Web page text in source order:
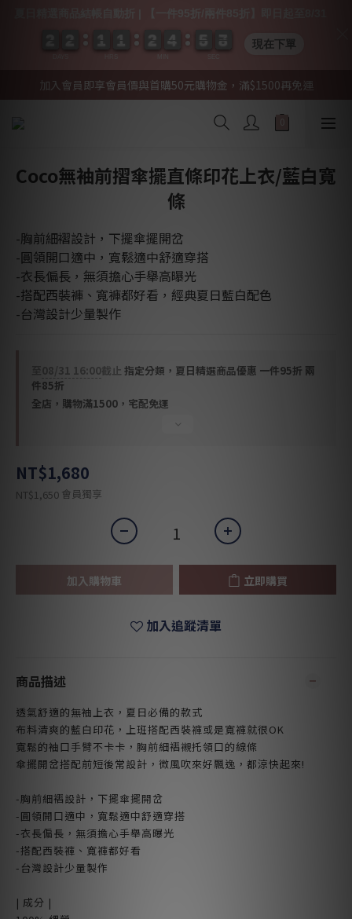
加入會員即享會員價與首購50元購物金，滿$1500再免運
Coco無袖前摺傘擺直條印花上衣/藍白寬
條
-胸前細褶設計，下擺傘擺開岔
-圓領開口適中，寬鬆適中舒適穿搭
-衣長偏長，無須擔心手舉高曝光
-搭配西裝褲、寬褲都好看，經典夏日藍白配色
-台灣設計少量製作
08/31 16:00截止 指定分類，夏日精選商品優惠 一件95折 兩
件85折
全店，購物滿1500，宅配免運
NT$1,680
NT$1,650 會員獨享
加入購物車 立即購買
加入追蹤清單
商品描述
透氣舒適的無袖上衣，夏日必備的款式
布料清爽的藍白印花，上班搭配西裝褲或是寬褲就很OK
寬鬆的袖口手臂不卡卡，胸前細褶襯托領口的線條
傘擺開岔搭配前短後常設計，微風吹來好飄逸，都涼快起來!
-胸前細褶設計，下擺傘擺開岔
-圓領開口適中，寬鬆適中舒適穿搭
-衣長偏長，無須擔心手舉高曝光
-搭配西裝褲、寬褲都好看
-台灣設計少量製作
| 成分 |
1
1
1
1 2
2
2
2 4
4
4
4 5
5
5
5 0
0
7
7
7
7 現在下單